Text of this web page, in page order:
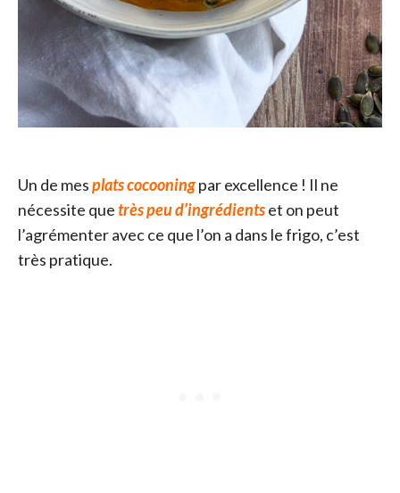
Un de mesplats cocooningpar excellence ! Il ne
nécessite quetrès peu d’ingrédientset on peut
l’agrémenter avec ce que l’on a dans le frigo, c’est
très pratique.